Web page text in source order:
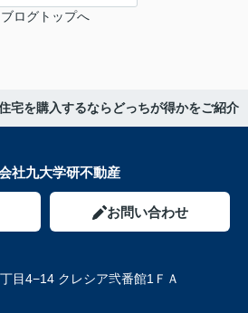
ブログトップへ
宅を購入するならどっちが得かをご紹介
社九大学研不動産
お問い合わせ
目4−14 クレシア弐番館1ＦＡ